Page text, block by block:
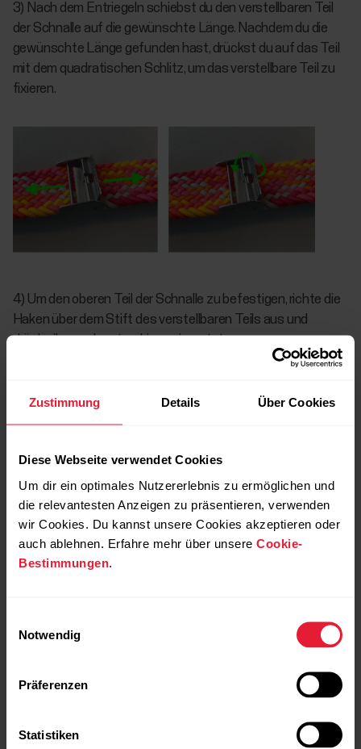
Zustimmung Details Über Cookies
Diese Webseite verwendet Cookies
Um dir ein optimales Nutzererlebnis zu ermöglichen und
die relevantesten Anzeigen zu präsentieren, verwenden
wir Cookies. Du kannst unsere Cookies akzeptieren oder
auch ablehnen. Erfahre mehr über unsere Cookie-
Bestimmungen
Notwendig
Präferenzen
Statistiken
3) Nach dem Entriegeln schiebst du den verstellbaren Teil
der Schnalle auf die gewünschte Länge. Nachdem du die
gewünschte Länge gefunden hast, drückst du auf das Teil
mit dem quadratischen Schlitz, um das verstellbare Teil zu
fixieren.
4) Um den oberen Teil der Schnalle zu befestigen, richte die
Haken über dem Stift des verstellbaren Teils aus und
drücke ihn nach unten, bis er einrastet.